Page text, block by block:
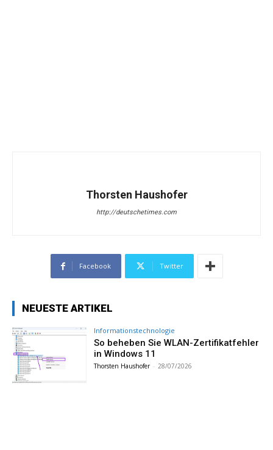
Thorsten Haushofer
http://deutschetimes.com
Facebook Twitter
NEUESTE ARTIKEL
Informationstechnologie
So beheben Sie WLAN-Zertifikatfehler
in Windows 11
Thorsten Haushofer - 28/07/2026